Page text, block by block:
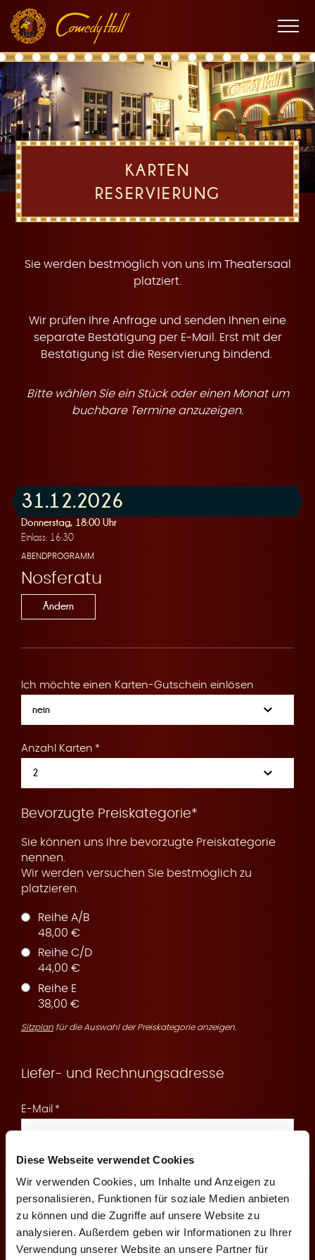
Diese Webseite verwendet Cookies
Wir verwenden Cookies, um Inhalte und Anzeigen zu
personalisieren, Funktionen für soziale Medien anbieten
zu können und die Zugriffe auf unsere Website zu
analysieren. Außerdem geben wir Informationen zu Ihrer
Verwendung unserer Website an unsere Partner für
Hauptnavigation
Inhalt
Fußnavigation
K
a
r
n
R
e
s
e
v
Menü
KARTEN
RESERVIERUNG
Sie werden bestmöglich von uns im Theatersaal
platziert.
Wir prüfen Ihre Anfrage und senden Ihnen eine
separate Bestätigung per E-Mail. Erst mit der
Bestätigung ist die Reservierung bindend.
Bitte wählen Sie ein Stück oder einen Monat um
buchbare Termine anzuzeigen.
31.12.2026
Donnerstag, 18:00 Uhr
Einlass: 16:30
ABENDPROGRAMM
Nosferatu
Ändern
Ich möchte einen Karten-Gutschein einlösen
Anzahl Karten
Bevorzugte Preiskategorie*
Sie können uns Ihre bevorzugte Preiskategorie
nennen.
Wir werden versuchen Sie bestmöglich zu
platzieren.
Reihe A/B
48,00 €
Reihe C/D
44,00 €
Reihe E
38,00 €
Sitzplan für die Auswahl der Preiskategorie anzeigen.
Liefer- und Rechnungsadresse
E-Mail
An diese E-Mail senden wir Ihnen die Reservierungsbestätigung
Mobilfunknummer